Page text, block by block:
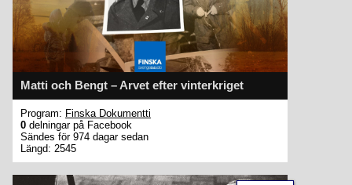
Matti och Bengt – Arvet efter vinterkriget
Program: Finska Dokumentti
0 delningar på Facebook
Sändes för 974 dagar sedan
Längd: 2545